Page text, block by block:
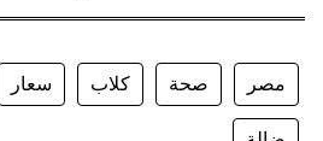
مصر صحة كلاب سعار